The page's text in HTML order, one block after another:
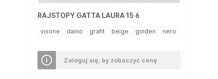
RAJSTOPY GATTA LAURA 15 6
visone daino grafit beige golden nero
Zaloguj się, by zobaczyć cenę